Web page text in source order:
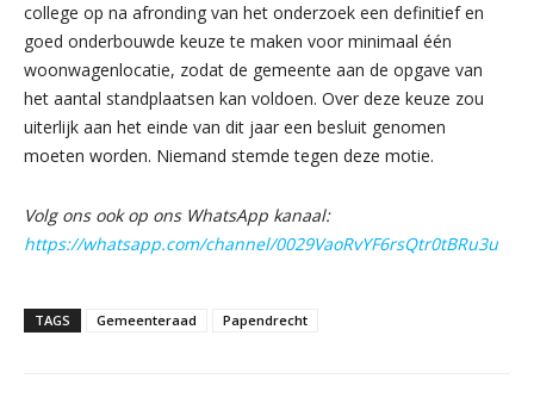
college op na afronding van het onderzoek een definitief en
goed onderbouwde keuze te maken voor minimaal één
woonwagenlocatie, zodat de gemeente aan de opgave van
het aantal standplaatsen kan voldoen. Over deze keuze zou
uiterlijk aan het einde van dit jaar een besluit genomen
moeten worden. Niemand stemde tegen deze motie.
Volg ons ook op ons WhatsApp kanaal:
https://whatsapp.com/channel/0029VaoRvYF6rsQtr0tBRu3u
TAGS Gemeenteraad Papendrecht